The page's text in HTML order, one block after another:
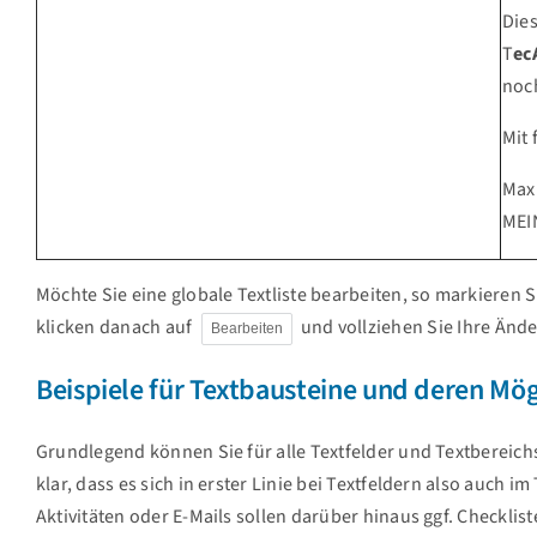
T
Mit
Möchte Sie eine globale Textliste bearbeiten, so markieren
klicken danach auf
Bearbeiten und vollziehen Sie Ihre
Beispiele für Textbausteine und deren
Grundlegend können Sie für alle Textfelder und
klar, dass es sich in erster Linie bei Textfeldern also auch
Aktivitäten oder E-Mails sollen darüber hinaus ggf.